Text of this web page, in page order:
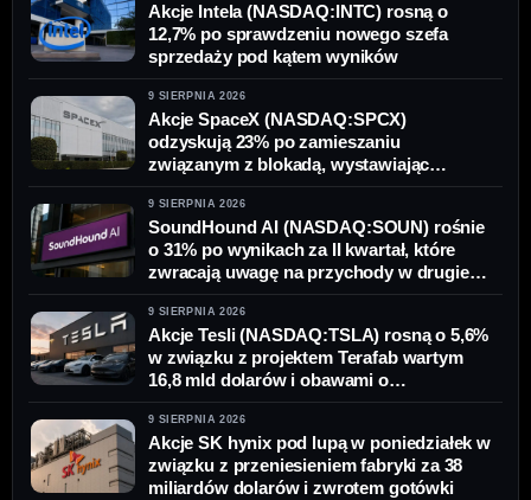
Akcje Intela (NASDAQ:INTC) rosną o
12,7% po sprawdzeniu nowego szefa
sprzedaży pod kątem wyników
9 SIERPNIA 2026
Akcje SpaceX (NASDAQ:SPCX)
odzyskują 23% po zamieszaniu
związanym z blokadą, wystawiając
prognozę Cramera na „100 lat” na próbę
9 SIERPNIA 2026
SoundHound AI (NASDAQ:SOUN) rośnie
o 31% po wynikach za II kwartał, które
zwracają uwagę na przychody w drugiej
połowie roku
9 SIERPNIA 2026
Akcje Tesli (NASDAQ:TSLA) rosną o 5,6%
w związku z projektem Terafab wartym
16,8 mld dolarów i obawami o
finansowanie
9 SIERPNIA 2026
Akcje SK hynix pod lupą w poniedziałek w
związku z przeniesieniem fabryki za 38
miliardów dolarów i zwrotem gotówki